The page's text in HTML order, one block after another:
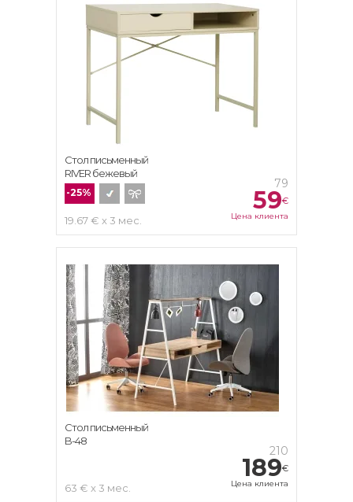
79
59€
Цена клиента
-25%
19.67 € x 3 мес.
Стол письменный
RIVER бежевый
210
189€
Цена клиента
63 € x 3 мес.
Стол письменный
B-48